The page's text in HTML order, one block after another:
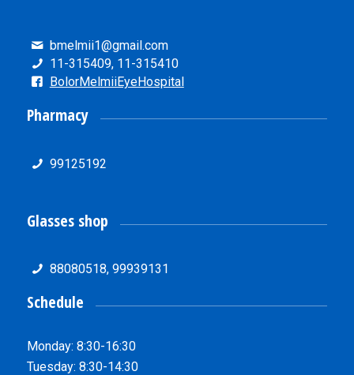
bmelmii1@gmail.com
11-315409, 11-315410
BolorMelmiiEyeHospital
Pharmacy
99125192
Glasses shop
88080518, 99939131
Schedule
Monday: 8:30-16:30
Tuesday: 8:30-14:30